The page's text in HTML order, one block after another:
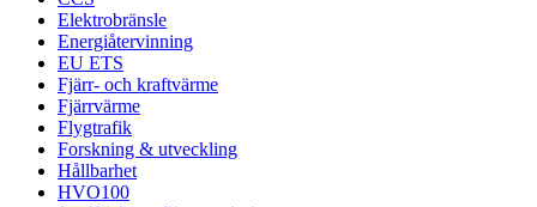
Elektrobränsle
Energiåtervinning
EU ETS
Fjärr- och kraftvärme
Fjärrvärme
Flygtrafik
Forskning & utveckling
Hållbarhet
HVO100